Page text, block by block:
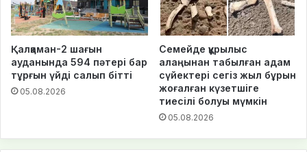
Қалқаман-2 шағын
ауданында 594 пәтері бар
тұрғын үйді салып бітті
05.08.2026
Семейде құрылыс
алаңынан табылған адам
сүйектері сегіз жыл бұрын
жоғалған күзетшіге
тиесілі болуы мүмкін
05.08.2026